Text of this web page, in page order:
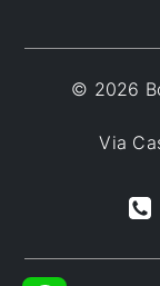
© 2026
Via